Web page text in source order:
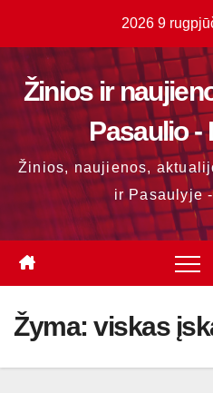
content
2026 9
Žinios ir
Pasaulio -
Žinios, naujienos,
ir Pasaulyje
Žyma: viskas